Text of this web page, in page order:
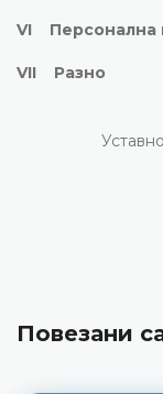
VI Персонална
VII Разно
Повезани